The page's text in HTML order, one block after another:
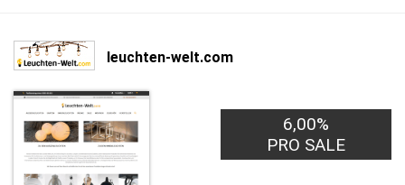
leuchten-welt.com
6,00%
PRO SALE